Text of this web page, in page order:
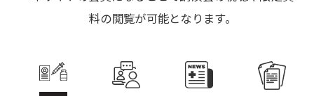
料の閲覧が可能となります。